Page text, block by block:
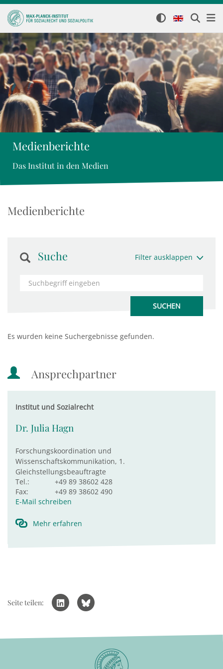
Medienberichte
Das Institut in den Medien
Medienberichte
Suche Filter ausklappen
Es wurden keine Suchergebnisse gefunden.
Ansprechpartner
Institut und Sozialrecht
Dr. Julia Hagn
Forschungskoordination und
Wissenschaftskommunikation, 1.
Gleichstellungsbeauftragte
Tel.:
+49 89 38602 428
Fax:
+49 89 38602 490
E-Mail schreiben
Mehr erfahren
Seite teilen: